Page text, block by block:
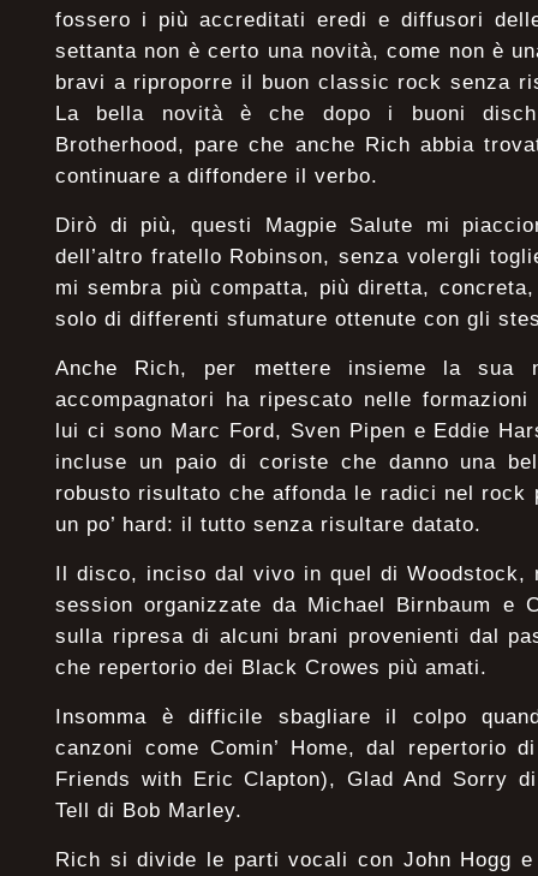
fossero i più accreditati eredi e diffusori
settanta non è certo una novità, come non è
bravi a riproporre il buon classic rock senza
La bella novità è che dopo i buoni
Brotherhood, pare che anche Rich abbia
continuare a diffondere il verbo.
Dirò di più, questi Magpie Salute mi
dell’altro fratello Robinson, senza volergli
mi sembra più compatta, più diretta,
solo di differenti sfumature ottenute con gli
Anche Rich, per mettere insieme la sua
accompagnatori ha ripescato nelle
lui ci sono Marc Ford, Sven Pipen e Eddie
incluse un paio di coriste che danno una
robusto risultato che affonda le radici nel rock
un po’ hard: il tutto senza risultare datato.
Il disco, inciso dal vivo in quel di Woodstock,
session organizzate da Michael Birnbaum e
sulla ripresa di alcuni brani provenienti dal
che repertorio dei Black Crowes più amati.
Insomma è difficile sbagliare il colpo
canzoni come Comin’ Home, dal repertorio
Friends with Eric Clapton), Glad And Sorry
Tell di Bob Marley.
Rich si divide le parti vocali con John Hogg